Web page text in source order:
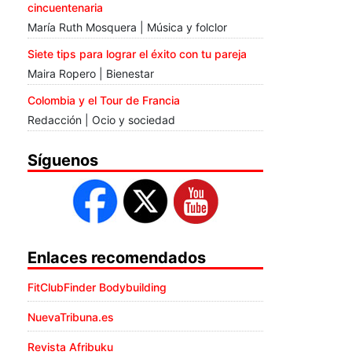
cincuentenaria
María Ruth Mosquera | Música y folclor
Siete tips para lograr el éxito con tu pareja
Maira Ropero | Bienestar
Colombia y el Tour de Francia
Redacción | Ocio y sociedad
Síguenos
Enlaces recomendados
FitClubFinder Bodybuilding
NuevaTribuna.es
Revista Afribuku